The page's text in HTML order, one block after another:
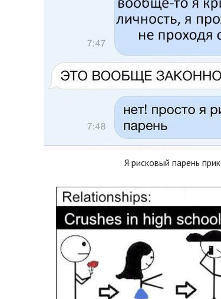
Я рисковый парень